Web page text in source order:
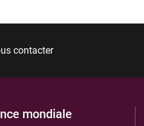
contacter
mondiale